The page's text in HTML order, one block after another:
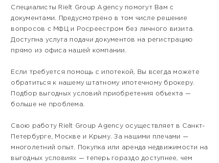
Специалисты Rielt Group Agency помогут Вам с
документами. Предусмотрено в том числе решение
вопросов с МФЦ и Росреестром без личного визита.
Доступна услуга подачи документов на регистрацию
прямо из офиса нашей компании.
Если требуется помощь с ипотекой, Вы всегда можете
обратиться к нашему штатному ипотечному брокеру.
Подбор выгодных условий приобретения объекта —
больше не проблема.
Свою работу Rielt Group Agency осуществляет в Санкт-
Петербурге, Москве и Крыму. За нашими плечами —
многолетний опыт. Покупка или аренда недвижимости на
выгодных условиях — теперь гораздо доступнее, чем